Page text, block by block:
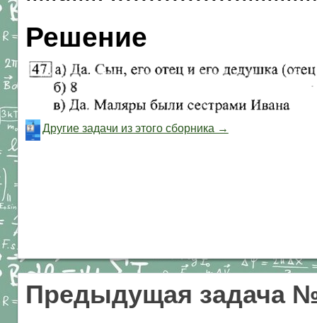
Решение
Другие задачи из этого сборника →
Предыдущая задача